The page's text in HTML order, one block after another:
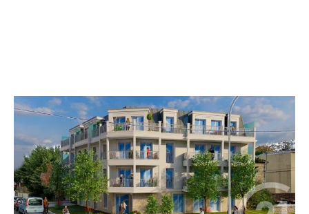
STE GENEVIEVE DES BOIS 91
, 2 pièces
Ref : 24316
Appartement F2 à vendre
200 000 €